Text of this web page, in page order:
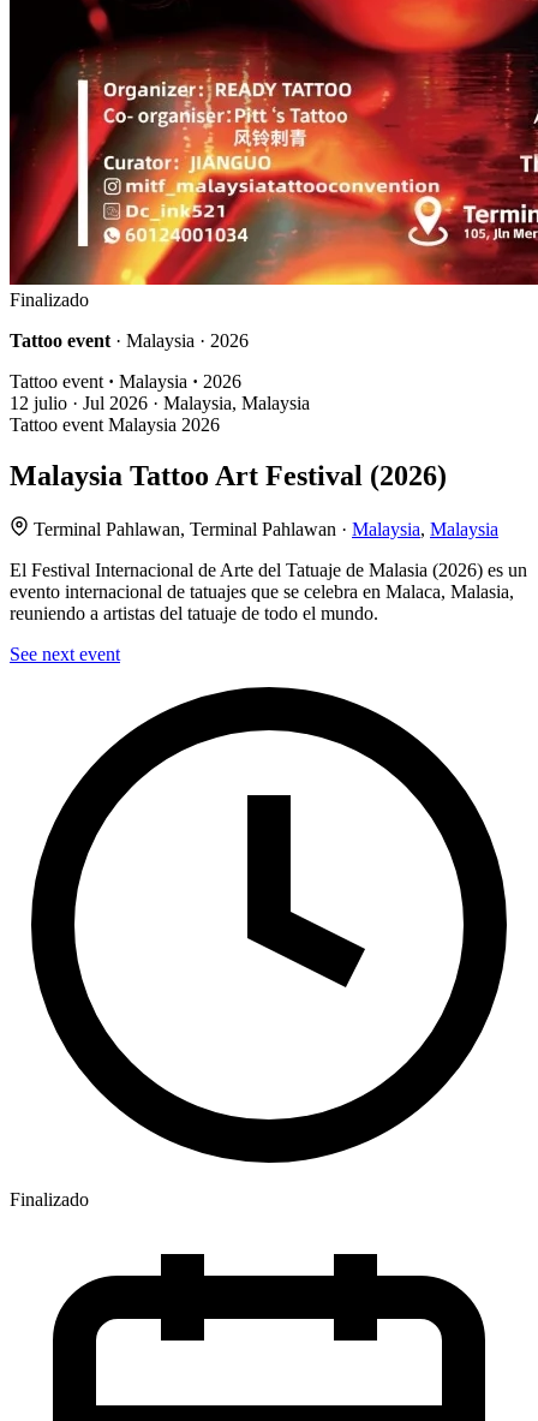
Finalizado
Tattoo event · Malaysia · 2026
Tattoo event · Malaysia · 2026
12 julio · Jul 2026 · Malaysia, Malaysia
Tattoo event Malaysia 2026
Malaysia Tattoo Art Festival (2026)
Terminal Pahlawan, Terminal Pahlawan · Malaysia, Malaysia
El Festival Internacional de Arte del Tatuaje de Malasia (2026) es un
evento internacional de tatuajes que se celebra en Malaca, Malasia,
reuniendo a artistas del tatuaje de todo el mundo.
See next event
Finalizado